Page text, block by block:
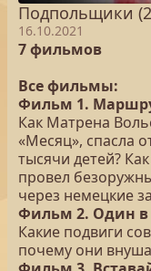
Подпольщики
16.10.2021
7 фильмов
Все фильмы:
Фильм 1.
Как Матрена
«Месяц», спасла
тысячи детей?
провел
через немецкие
Фильм 2. Один в
Какие подвиги
почему они